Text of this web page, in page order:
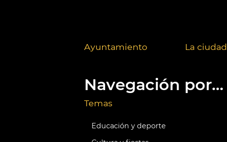
Ayuntamiento La ciudad
Navegación por...
Temas
Educación y deporte